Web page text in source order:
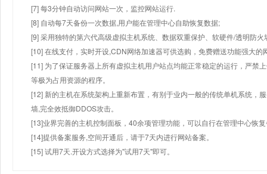
[7] 每3分钟自动访问网站一次，监控网站运行.
[8] 自动每7天备份一次数据,用户能在管理中心自助恢复数据;
[9] 采用独特的第六代高级虚拟主机系统、数据双重保护、软硬件/透明防火
[10] 在线支付，实时开设,CDN网络加速器可供选购，免费赠送功能强大
[11] 为了保证服务器上所有虚拟主机用户站点均能正常稳定的运行，严禁
等极为占用资源的程序。
[12] 新的主机在系统架构上重新布置，有别于业内一般的传统单机系统，
墙,完全效抵御DDOS攻击。
[13]业界完善的主机控制面板，40余项管理功能，可以自行在管理中心恢
[14]提供备案服务,空间开通后，请于7天内进行网站备案。
[15] 试用7天.开设方式选择为"试用7天"即可。